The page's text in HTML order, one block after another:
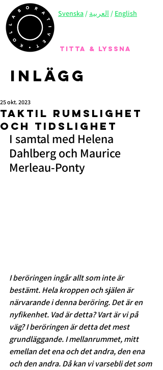
TITTA & LYSSNA
Svenska / العربية / English
Inlägg
Taktil rumslighet
och tidslighet
25 okt. 2023
I samtal med Helena
Dahlberg och Maurice
Merleau-Ponty
I beröringen ingår allt som inte är
bestämt. Hela kroppen och själen är
närvarande i denna beröring. Det är en
nyfikenhet. Vad är detta? Vart är vi på
väg? I beröringen är detta det mest
grundläggande. I mellanrummet, mitt
emellan det ena och det andra, den ena
och den andra. Då kan vi varsebli det som